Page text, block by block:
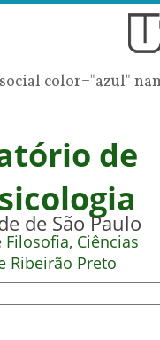
color="azul"
de
de São Paulo
Filosofia, Ciências
Ribeirão Preto